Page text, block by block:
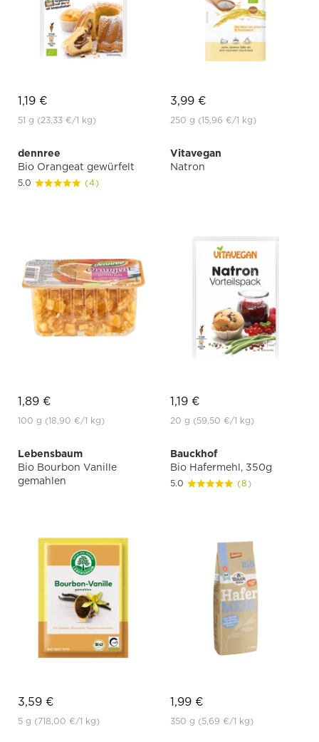
1,19 €
51 g (23,33 €/1 kg)
3,99 €
250 g (15,96 €/1 kg)
dennree
Bio Orangeat gewürfelt
5.0 (4)
1,89 €
100 g (18,90 €/1 kg)
Vitavegan
Natron
1,19 €
20 g (59,50 €/1 kg)
Lebensbaum
Bio Bourbon Vanille
gemahlen
3,59 €
5 g (718,00 €/1 kg)
Bauckhof
Bio Hafermehl, 350g
5.0 (8)
1,99 €
350 g (5,69 €/1 kg)